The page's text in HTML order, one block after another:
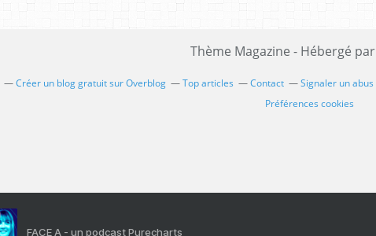
Thème Magazine - Hébergé par
Créer un blog gratuit sur Overblog Top articles Contact Signaler un abus
Préférences cookies
FACE A - un podcast Purecharts